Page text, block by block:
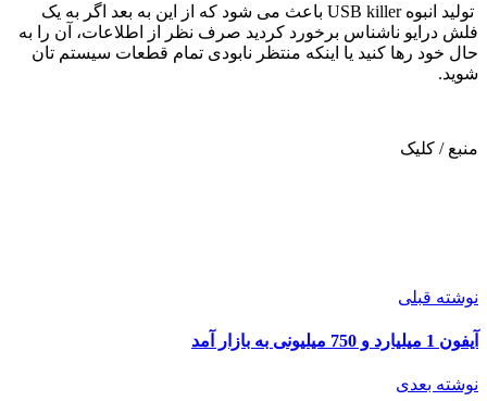
تولید انبوه USB killer باعث می شود که از این به بعد اگر به یک
فلش ‌درایو ناشناس برخورد کردید صرف نظر از اطلاعات، آن را به
حال خود رها کنید یا اینکه منتظر نابودی تمام قطعات سیستم تان
شوید.
منبع / کلیک
نوشته قبلی
آیفون 1 میلیارد و 750 میلیونی به بازار آمد
نوشته بعدی